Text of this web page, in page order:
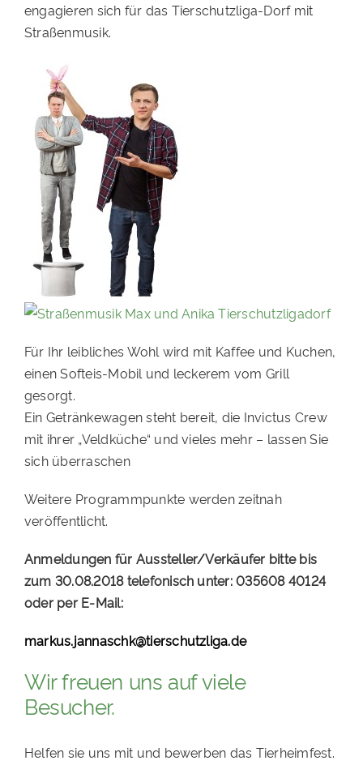
engagieren sich für das Tierschutzliga-Dorf mit
Straßenmusik.
Für Ihr leibliches Wohl wird mit Kaffee und Kuchen,
einen Softeis-Mobil und leckerem vom Grill
gesorgt.
Ein Getränkewagen steht bereit, die Invictus Crew
mit ihrer „Veldküche“ und vieles mehr – lassen Sie
sich überraschen
Weitere Programmpunkte werden zeitnah
veröffentlicht.
Anmeldungen für Aussteller/Verkäufer bitte bis
zum 30.08.2018 telefonisch unter: 035608 40124
oder per E-Mail:
markus.jannaschk@tierschutzliga.de
Wir freuen uns auf viele
Besucher.
Helfen sie uns mit und bewerben das Tierheimfest.